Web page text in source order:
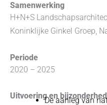
Samenwerking
H+N+S
Koninklijke Ginkel Groep,
Periode
2020 – 2025
Uitvoering enDe aanleg van